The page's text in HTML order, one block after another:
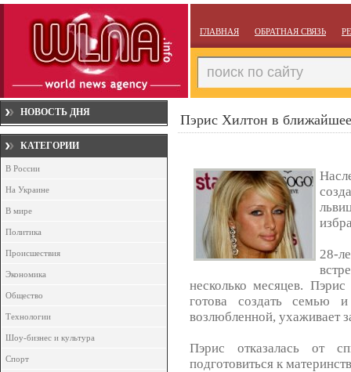
ГЛАВНАЯ ОБРАТНАЯ СВЯЗЬ
НОВОСТЬ ДНЯ
КАТЕГОРИИ
В России
На Украине
В мире
Политика
Происшествия
Экономика
Общество
Технологии
Шоу-бизнес и культура
Спорт
Пэрис Хилтон в
28-
несколько месяцев.
готова создать семью
возлюбленной, ухаживает
Пэрис отказалась от
подготовиться к